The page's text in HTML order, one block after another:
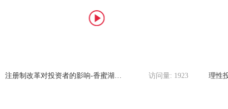
注册制改革对投资者的影响-香蜜湖营业部 访问量: 1923 理性